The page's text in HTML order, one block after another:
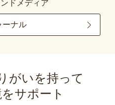
ドメディア
ーナル
がいを持って
サポート